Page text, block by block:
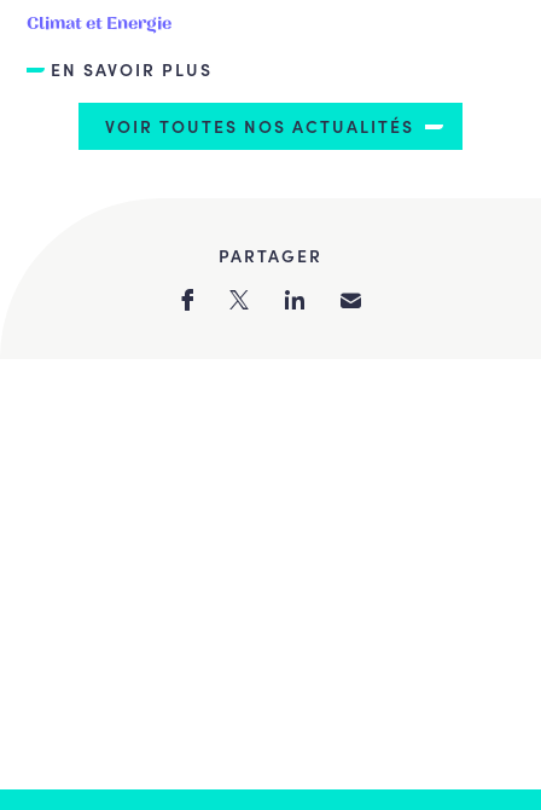
Climat et Energie
EN SAVOIR PLUS
VOIR TOUTES NOS ACTUALITÉS
PARTAGER